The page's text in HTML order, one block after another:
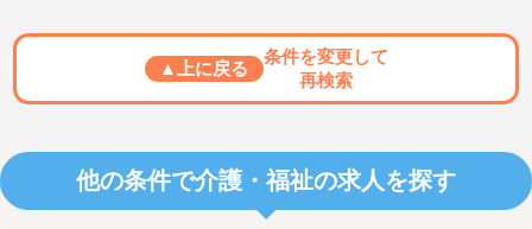
▲上に戻る
条件を変更して
再検索
他の条件で介護・福祉の求人を探す